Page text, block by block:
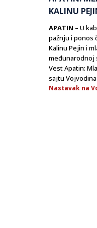
KALINU
APATIN – U
pažnju i ponos
Kalinu Pejin i
međunarodnoj
Vest Apatin:
sajtu
Nastavak na